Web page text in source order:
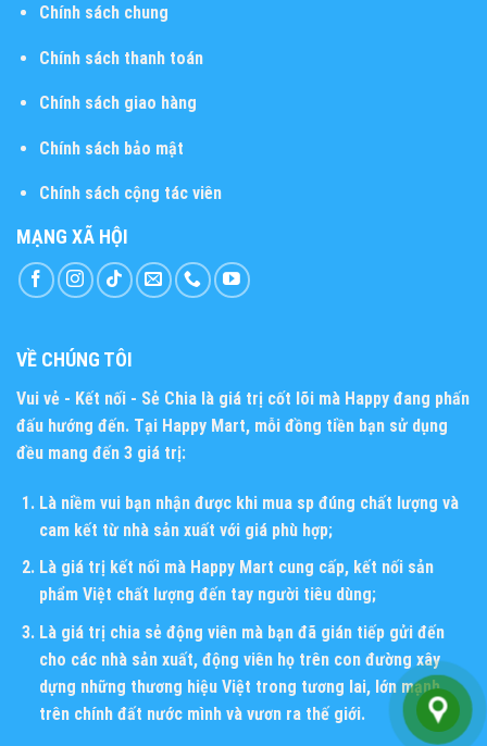
Chính sách chung
Chính sách thanh toán
Chính sách giao hàng
Chính sách bảo mật
Chính sách cộng tác viên
MẠNG XÃ HỘI
VỀ CHÚNG TÔI
Vui vẻ - Kết nối - Sẻ Chia là giá trị cốt lõi mà Happy đang phấn
đấu hướng đến. Tại Happy Mart, mỗi đồng tiền bạn sử dụng
đều mang đến 3 giá trị:
Là niềm vui bạn nhận được khi mua sp đúng chất lượng và
cam kết từ nhà sản xuất với giá phù hợp;
Là giá trị kết nối mà Happy Mart cung cấp, kết nối sản
phẩm Việt chất lượng đến tay người tiêu dùng;
Là giá trị chia sẻ động viên mà bạn đã gián tiếp gửi đến
cho các nhà sản xuất, động viên họ trên con đường xây
dựng những thương hiệu Việt trong tương lai, lớn mạnh
trên chính đất nước mình và vươn ra thế giới.